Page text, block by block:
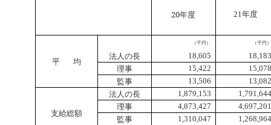
20年度 21年度
平 均
（千円） （千円
法人の長 18,605
理事 15,422
監事 13,506
支給総額
法人の長 1,879,153
理事 4,873,427
監事 1,310,047